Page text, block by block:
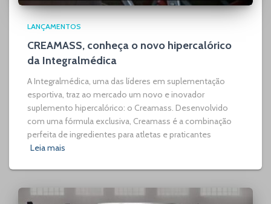
LANÇAMENTOS
CREAMASS, conheça o novo hipercalórico
da Integralmédica
A Integralmédica, uma das líderes em suplementação
esportiva, traz ao mercado um novo e inovador
suplemento hipercalórico: o Creamass. Desenvolvido
com uma fórmula exclusiva, Creamass é a combinação
perfeita de ingredientes para atletas e praticantes
Leia mais